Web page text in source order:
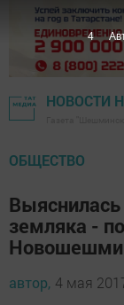
НОВОСТИ
ОБЩЕСТВО
земляка -
автор, 4 мая
3